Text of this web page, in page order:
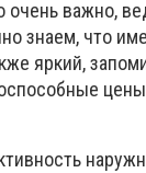
очень важно,
знаем, что
яркий,